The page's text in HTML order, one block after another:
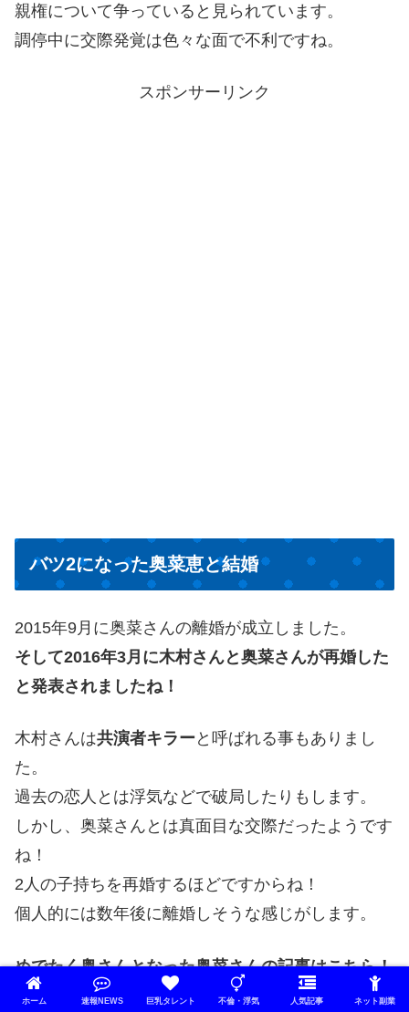
親権について争っていると見られています。
調停中に交際発覚は色々な面で不利ですね。
スポンサーリンク
バツ2になった奥菜恵と結婚
2015年9月に奥菜さんの離婚が成立しました。
そして2016年3月に木村さんと奥菜さんが再婚した
と発表されましたね！
木村さんは共演者キラーと呼ばれる事もありまし
た。
過去の恋人とは浮気などで破局したりもします。
しかし、奥菜さんとは真面目な交際だったようです
ね！
2人の子持ちを再婚するほどですからね！
個人的には数年後に離婚しそうな感じがします。
めでたく奥さんとなった奥菜さんの記事はこちら！
奥菜恵の子供と過去の結婚離婚の原因は？劣化は妊
ホーム 速報NEWS 巨乳タレント 不倫・浮気 人気記事 ネット副業